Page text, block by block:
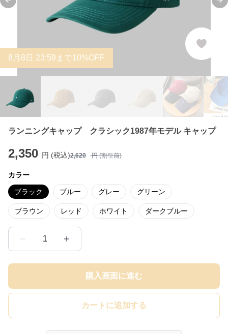
Previous slide
8 月 8 日 23:59まで10%OFF
ランニングキャップ クラシック1987年モデル キャップ
2,350 円 (税込)2,620 円 (割引前)
カラー
ブラック ブルー グレー グリーン
ブラウン レッド ホワイト ダークブルー
1
購入画面に進む
カートに追加する